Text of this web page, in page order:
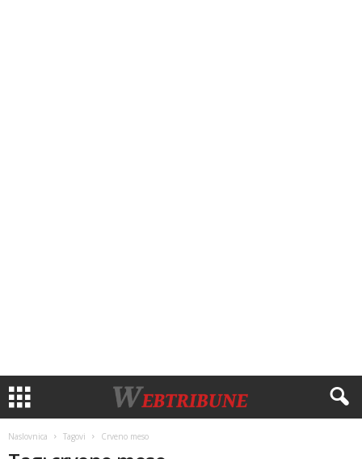
Naslovnica Tagovi Crveno meso